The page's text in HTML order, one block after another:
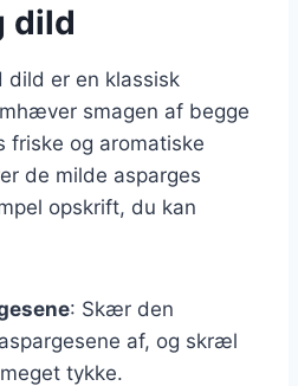
dild
dild er en klassisk
smagen af begge
friske og aromatiske
de milde asparges
opskrift, du kan
: Skær den
af, og skræl
tykke.